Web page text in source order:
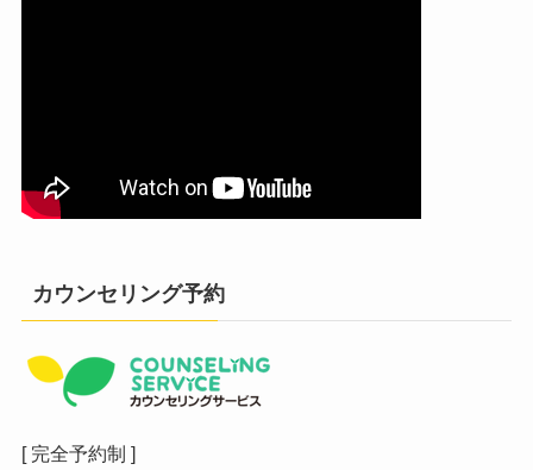
カウンセリング予約
[ 完全予約制 ]